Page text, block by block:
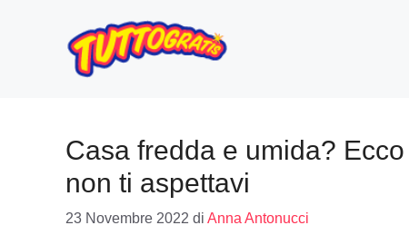
contenuto
Casa fredda e umida?
non ti aspettavi
23 Novembre 2022 di Anna Antonucci